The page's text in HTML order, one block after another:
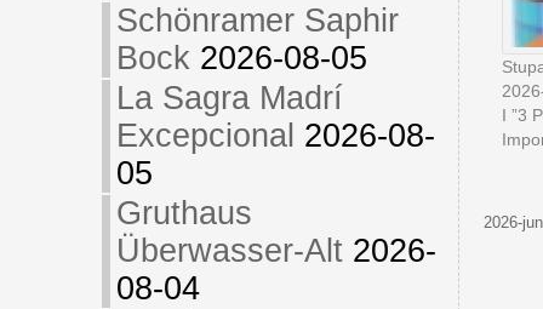
Schönramer Saphir
Bock 2026-08-05
La Sagra Madrí
Excepcional 2026-08-
05
Gruthaus
Überwasser-Alt 2026-
08-04
I ”3
2026-